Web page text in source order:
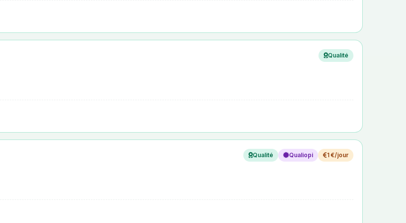
Qualité
Qualité Qualiopi 1 €/jour